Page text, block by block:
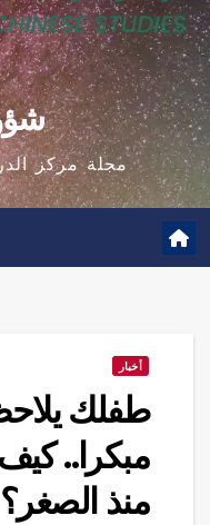
مجلة مركز
أخبار
طفلك
مبكرا..
منذ الصغر؟